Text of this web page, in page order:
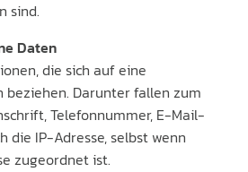
sind.
Daten
die sich auf eine
beziehen. Darunter fallen zum
Telefonnummer, E-Mail-
die IP-Adresse, selbst wenn
zugeordnet ist.